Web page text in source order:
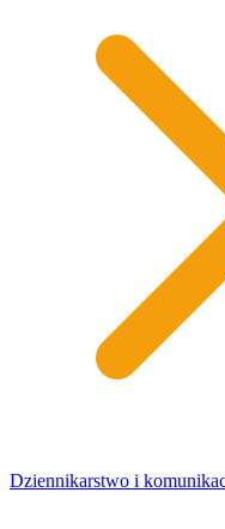
​Dziennikarstwo i